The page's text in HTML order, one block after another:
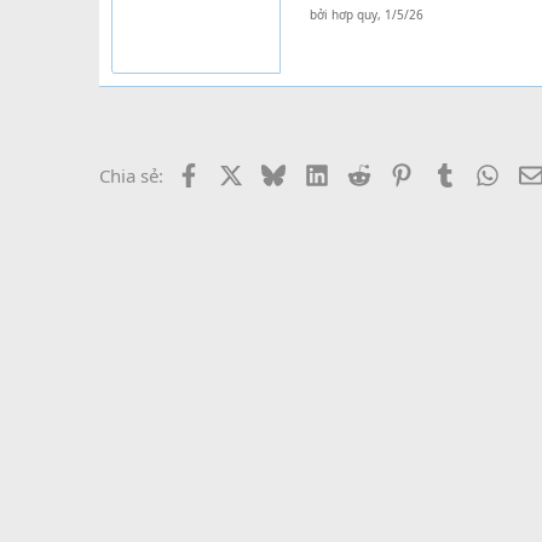
bởi hơp quy, 1/5/26
Chia sẻ: Facebook BlueskyLinkedIn
Reddit PinterestTumblr